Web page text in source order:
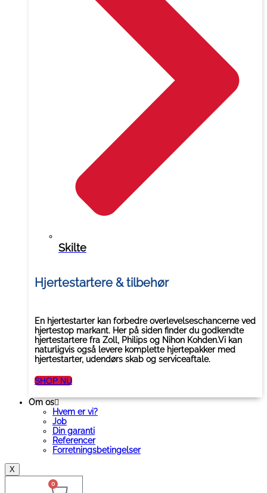
Skilte
Hjertestartere & tilbehør
En hjertestarter kan forbedre overlevelseschancerne ved
hjertestop markant. Her på siden finder du godkendte
hjertestartere fra Zoll, Philips og Nihon Kohden.Vi kan
naturligvis også levere komplette hjertepakker med
hjertestarter, udendørs skab og serviceaftale.
SHOP NU
Om os
Hvem er vi?
Job
Din garanti
Referencer
Forretningsbetingelser
X
0